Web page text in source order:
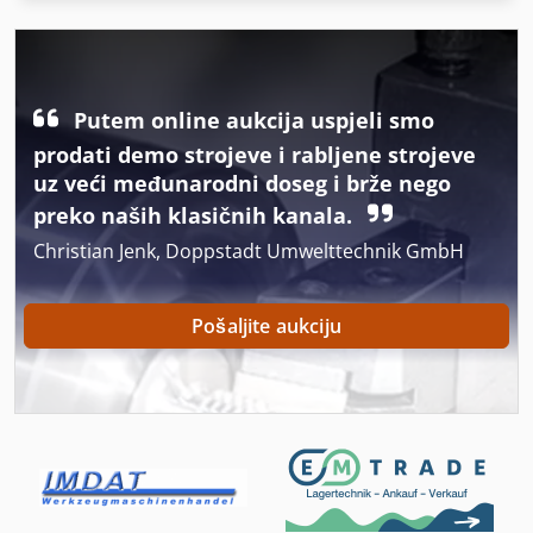
Izrezati Na Dužinu Linije
Kontejner
Kontejneri Za
Okvir Rešetke
Okvir Za
Postrojenja I Betonare
Press Kontejner
Prijevoz
Putem online aukcija uspjeli smo
prodati demo strojeve i rabljene strojeve
uz veći međunarodni doseg i brže nego
preko naših klasičnih kanala.
Christian Jenk, Doppstadt Umwelttechnik GmbH
Pošaljite aukciju